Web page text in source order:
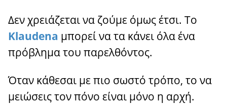
Δεν χρειάζεται να ζούμε όμως έτσι. Το
Klaudena μπορεί να τα κάνει όλα ένα
πρόβλημα του παρελθόντος.
Όταν κάθεσαι με πιο σωστό τρόπο, το να
μειώσεις τον πόνο είναι μόνο η αρχή.